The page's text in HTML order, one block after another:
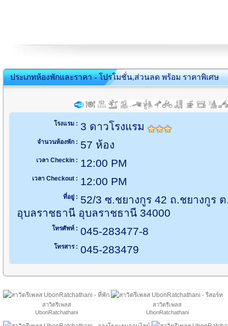
ประเภทห้องพักและราคา - โปรโมชั่น,ส่วนลด พร้อม ราคาพิเศษ
โรงแรม : 3 ดาวโรงแรม
จำนวนห้องพัก : 57 ห้อง
เวลา Checkin : 12:00 PM
เวลา Checkout : 12:00 PM
ที่อยู่ : 52/3 ซ.ชยางกูร 42 ถ.ชยางกูร ต
อุบลราชธานี อุบลราชธานี 34000
โทรศัพท์ : 045-283477-8
โทรสาร : 045-283479
สาวิตรีเพลส
UbonRatchathani
สาวิตรีเพลส
UbonRatchathani